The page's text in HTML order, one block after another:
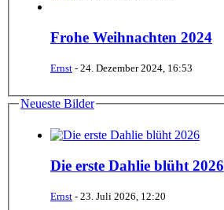
Frohe Weihnachten 2024
Ernst - 24. Dezember 2024, 16:53
Neueste Bilder
Die erste Dahlie blüht 2026
Ernst - 23. Juli 2026, 12:20